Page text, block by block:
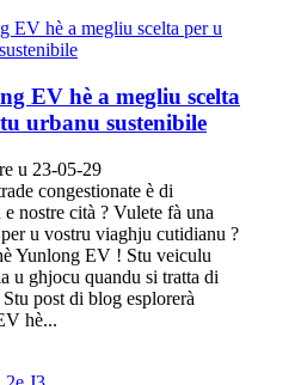
EV hè a megliu scelta
urbanu sustenibile
u 23-05-29
congestionate è di
nostre cità ? Vulete fà una
u vostru viaghju cutidianu ?
Yunlong EV ! Stu veiculu
u ghjocu quandu si tratta di
post di blog esplorerà
hè...